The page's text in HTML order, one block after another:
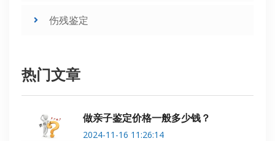
伤残鉴定
热门文章
做亲子鉴定价格一般多少钱？
2024-11-16 11:26:14